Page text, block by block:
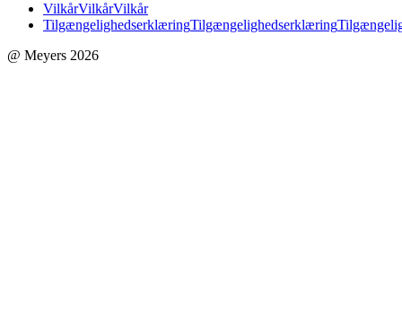
VilkårVilkårVilkår
TilgængelighedserklæringTilgængelighedserklæring
@ Meyers 2026